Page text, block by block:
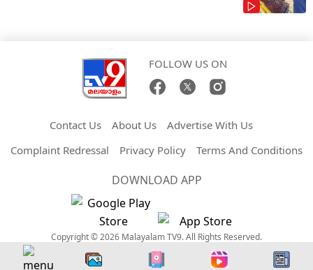
FOLLOW US ON
Contact Us About Us
Advertise With Us
Complaint Redressal
Privacy Policy Terms And Conditions
DOWNLOAD APP
Copyright © 2026 Malayalam TV9. All Rights Reserved.